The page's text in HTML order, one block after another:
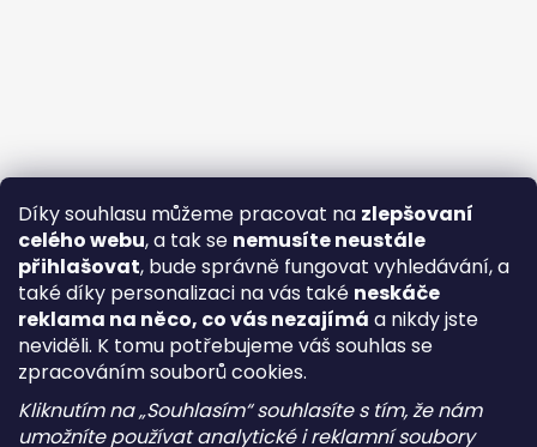
Díky souhlasu můžeme pracovat na zlepšovaní
celého webu, a tak se nemusíte neustále
přihlašovat, bude správně fungovat vyhledávání, a
také díky personalizaci na vás také neskáče
reklama na něco, co vás nezajímá a nikdy jste
neviděli. K tomu potřebujeme váš souhlas se
zpracováním souborů cookies.
Kliknutím na „Souhlasím“ souhlasíte s tím, že nám
umožníte používat analytické i reklamní soubory